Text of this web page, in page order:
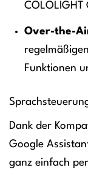
COLOLIGHT
Over-the-
Funktionen
Dank der
Google
ganz einfach